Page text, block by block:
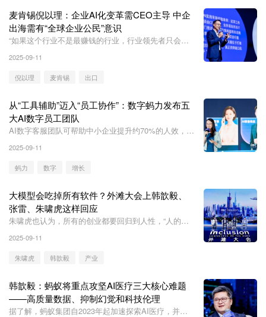
麦肯锡倪以理：企业AI化变革需CEO主导 中企
出海需有“全球企业公民”意识
“如果这个行业不是最赚钱的行业，行业领先者只会事
2025-09-11
倪以理 麦肯锡 出口
从“工具辅助”迈入“员工协作”：数字蚂力发布五
大AI数字员工团队
AI数字客服团队可帮助中小企业提升约70%的人效，降
2025-09-11
蚂力 数字 增长
大模型会吃掉所有软件？外滩大会上韩歆毅、
张雷、朱啸虎这样回应
朱啸虎也认为，所有的创业都要回归到人性，“人的需
会变，只是有了AI以后有更好的体验，有更好的产品形
态”。
2025-09-11
朱啸虎 韩歆毅 产业
韩歆毅：蚂蚁将重点攻坚AI医疗三大核心难题
——高质量数据、抑制幻觉和科技伦理
据了解，蚂蚁集团自2023年起加速探索AI医疗，并今